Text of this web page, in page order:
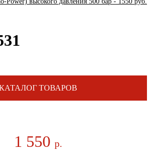
ТОВАРОВ
1 550 р.